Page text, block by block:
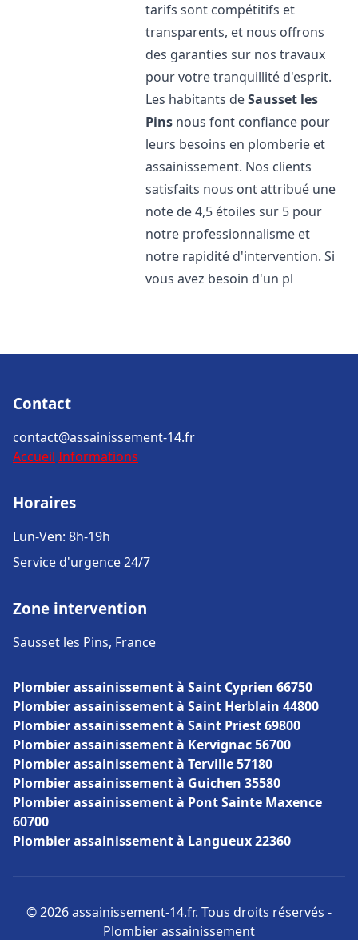
tarifs sont compétitifs et
transparents, et nous offrons
des garanties sur nos travaux
pour votre tranquillité d'esprit.
Les habitants deSausset les
Pins nous font confiance pour
leurs besoins en plomberie et
assainissement. Nos clients
satisfaits nous ont attribué une
note de 4,5 étoiles sur 5 pour
notre professionnalisme et
notre rapidité d'intervention. Si
vous avez besoin d'un pl
Contact
contact@assainissement-14.fr
Accueil Informations
Horaires
Lun-Ven: 8h-19h
Service d'urgence 24/7
Zone intervention
Sausset les Pins, France
Plombier assainissement à Saint Cyprien 66750
Plombier assainissement à Saint Herblain 44800
Plombier assainissement à Saint Priest 69800
Plombier assainissement à Kervignac 56700
Plombier assainissement à Terville 57180
Plombier assainissement à Guichen 35580
Plombier assainissement à Pont Sainte Maxence
60700
Plombier assainissement à Langueux 22360
© 2026 assainissement-14.fr. Tous droits réservés -
Plombier assainissement